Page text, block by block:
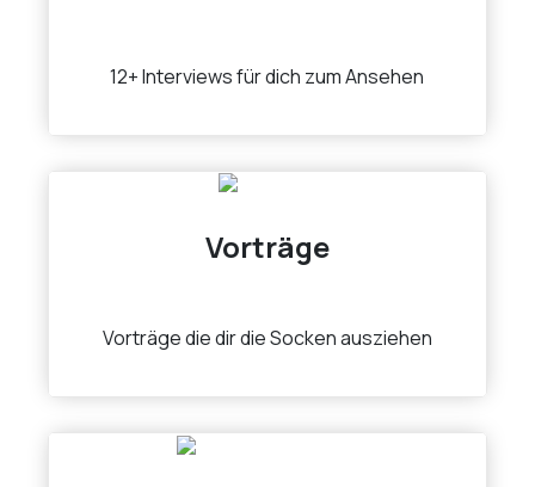
12+ Interviews für dich zum Ansehen
Vorträge
Vorträge die dir die Socken ausziehen